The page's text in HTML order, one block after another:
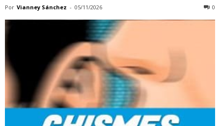
Por Vianney Sánchez - 05/11/2026 0